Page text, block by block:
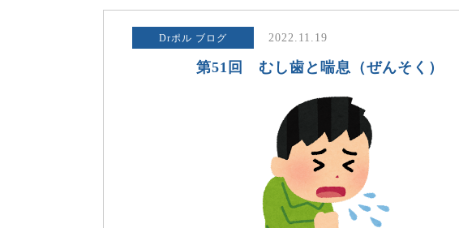
Drポル ブログ 2022.11.19
第51回 むし歯と喘息（ぜんそく）